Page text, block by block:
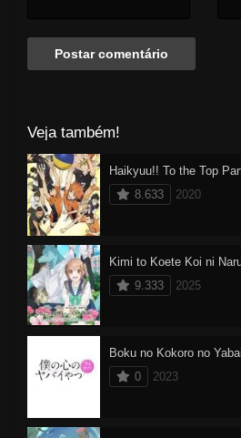
Veja também!
Haikyuu!! To the Top
8.633
2020
Kimi to Koete Koi ni
9.333
2025
Boku no Kokoro no
0
2023